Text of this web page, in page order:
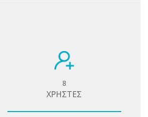
8
ΧΡΗΣΤΕΣ